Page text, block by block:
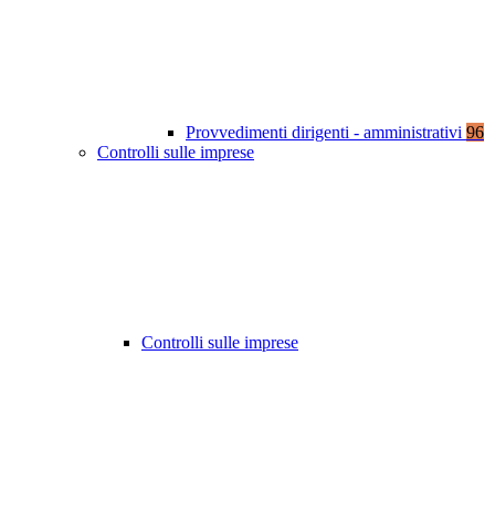
Provvedimenti dirigenti - amministrativi 96
Controlli sulle imprese
Controlli sulle imprese